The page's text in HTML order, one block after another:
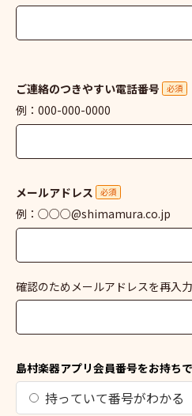
ご連絡のつきやすい電話番号 必須
例：000-000-0000
メールアドレス 必須
例：○○○@shimamura.co.jp
確認のためメールアドレスを再入
島村楽器アプリ会員番号をお持ち
持っていて番号がわかる